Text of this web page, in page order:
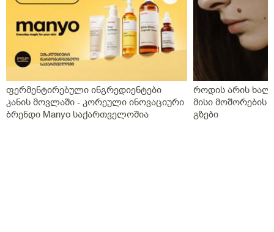
ფერმენტირებული ინგრედიენტები
კანის მოვლაში - კორეული ინოვაციური
ბრენდი Manyo საქართველოშია
როდის არის
მისი მოშორების
გზები